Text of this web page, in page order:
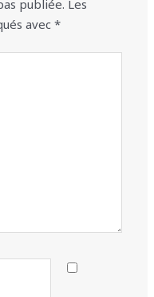
publiée. Les
avec*